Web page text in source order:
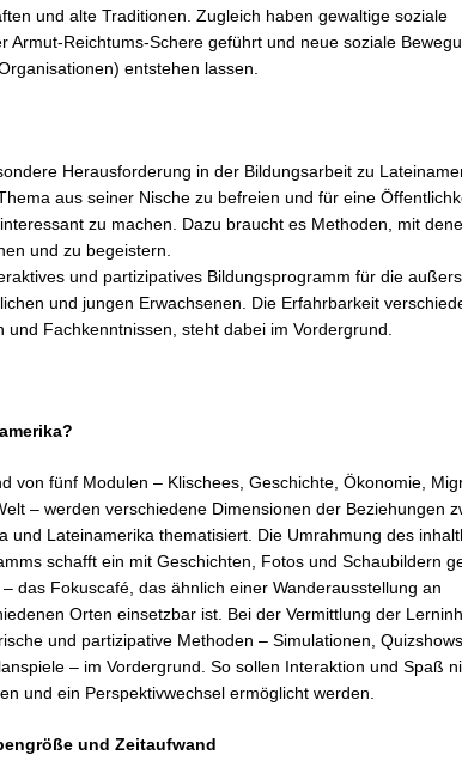
und alte Traditionen. Zugleich haben gewaltige soziale
Armut-Reichtums-Schere geführt und neue soziale
entstehen lassen.
Herausforderung in der Bildungsarbeit zu
aus seiner Nische zu befreien und für eine
zu machen. Dazu braucht es Methoden, mit
und zu begeistern.
und partizipatives Bildungsprogramm für die
und jungen Erwachsenen. Die Erfahrbarkeit
Fachkenntnissen, steht dabei im Vordergrund.
von fünf Modulen – Klischees, Geschichte, Ökonomie,
– werden verschiedene Dimensionen der Beziehungen
und Lateinamerika thematisiert. Die Umrahmung des
schafft ein mit Geschichten, Fotos und Schaubildern
– das Fokuscafé, das ähnlich einer Wanderausstellung an
Orten einsetzbar ist. Bei der Vermittlung der
und partizipative Methoden – Simulationen,
– im Vordergrund. So sollen Interaktion und Spaß
und ein Perspektivwechsel ermöglicht werden.
und Zeitaufwand